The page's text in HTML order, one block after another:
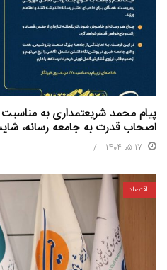
پیام محمد شریعتمداری به مناسبت
اصحاب قدرت به جامعه رسانه،
1404-05-17
اقتصاد